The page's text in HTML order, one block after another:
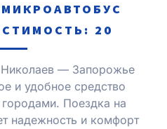
20
— Запорожье
и удобное средство
Поездка на
надежность и комфорт